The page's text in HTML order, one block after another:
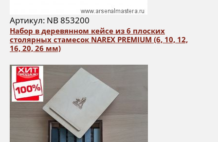
Артикул: NB 853200
Набор в деревянном кейсе из 6 плоских
столярных стамесок NAREX PREMIUM (6, 10, 12,
16, 20, 26 мм)